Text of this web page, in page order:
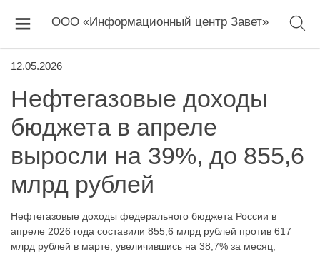
ООО «Информационный центр Завет»
12.05.2026
Нефтегазовые доходы
бюджета в апреле
выросли на 39%, до 855,6
млрд рублей
Нефтегазовые доходы федерального бюджета России в
апреле 2026 года составили 855,6 млрд рублей против 617
млрд рублей в марте, увеличившись на 38,7% за месяц,